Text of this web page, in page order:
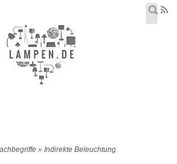
» Indirekte Beleuchtung